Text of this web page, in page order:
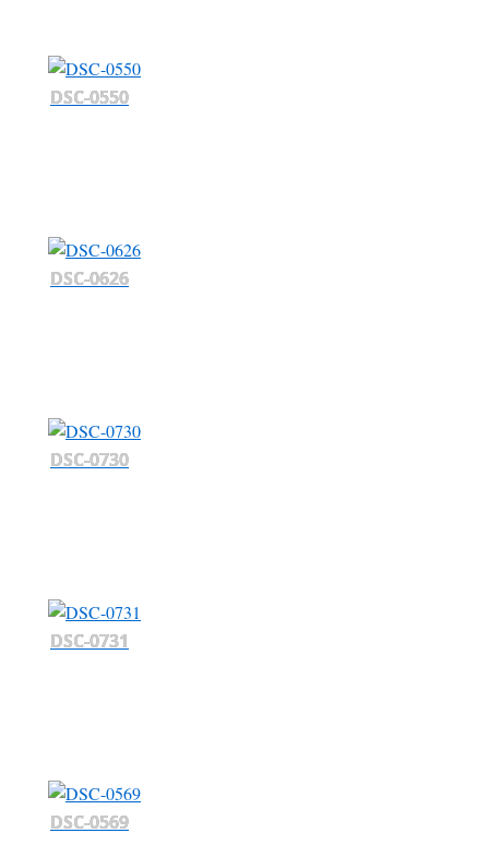
DSC-0550
DSC-0626
DSC-0730
DSC-0731
DSC-0569